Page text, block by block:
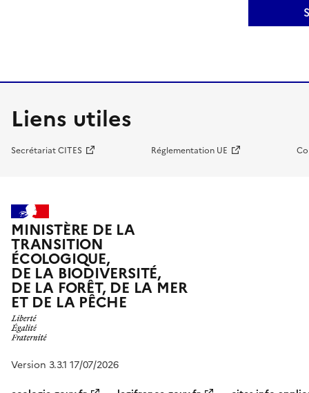
Liens utiles
Secrétariat CITES Réglementation UE
MINISTÈRE DE LA
TRANSITION
ÉCOLOGIQUE,
DE LA BIODIVERSITÉ,
DE LA FORÊT, DE LA MER
ET DE LA PÊCHE
Version 3.3.1 17/07/2026